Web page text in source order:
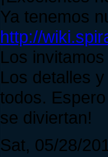
Ya tenemos
http://
Los
Los detalles
todos.
se diviertan!
Sat, 05/28/